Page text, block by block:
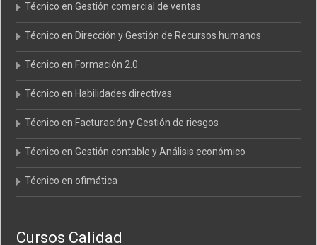
Técnico en Gestión comercial de ventas
Técnico en Dirección y Gestión de Recursos humanos
Técnico en Formación 2.0
Técnico en Habilidades directivas
Técnico en Facturación y Gestión de riesgos
Técnico en Gestión contable y Análisis económico
Técnico en ofimática
Cursos Calidad